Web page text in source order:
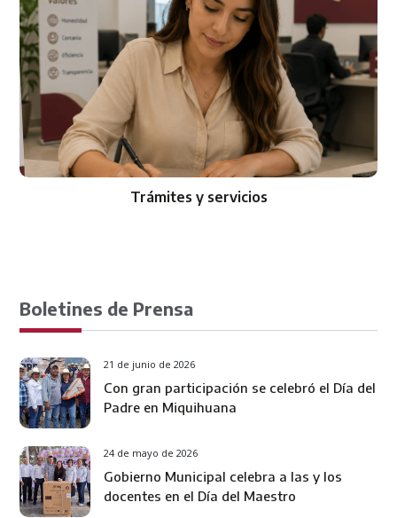
Directorio
Boletines de Prensa
21 de junio de 2026
Con gran participación se celebró el Día del
Padre en Miquihuana
24 de mayo de 2026
Gobierno Municipal celebra a las y los
docentes en el Día del Maestro